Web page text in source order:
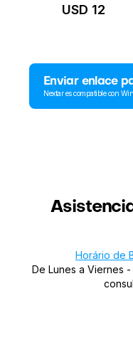
USD 12
Enviar enlace
Nextar es compatible con
Horário de
De Lunes a Viernes -